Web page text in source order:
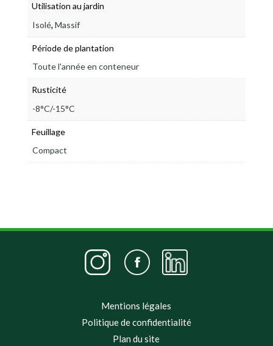
Utilisation au jardin
Isolé, Massif
Période de plantation
Toute l'année en conteneur
Rusticité
-8°C/-15°C
Feuillage
Compact
Mentions légales
Politique de confidentialité
Plan du site